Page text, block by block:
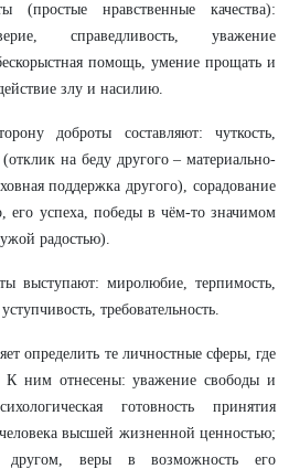
(простые нравственные качества):
справедливость, уважение
помощь, умение прощать и
злу и насилию.
доброты составляют: чуткость,
на беду другого – материально-
поддержка другого), сорадование
его успеха, победы в чём-то значимом
радостью).
выступают: миролюбие, терпимость,
требовательность.
определить те личностные сферы, где
К ним отнесены: уважение свободы и
готовность принятия
человека высшей жизненной ценностью;
дру­гом, веры в возможность его